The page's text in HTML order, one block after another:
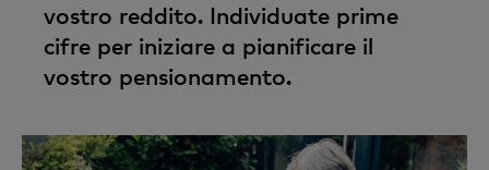
vostro reddito. Individuate prime
cifre per iniziare a pianificare il
vostro pensionamento.